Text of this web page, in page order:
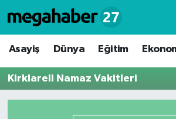
Asayiş Dünya Eğitim
Kirklareli Namaz Vakitleri
Hava Durumu
Trafik Durumu